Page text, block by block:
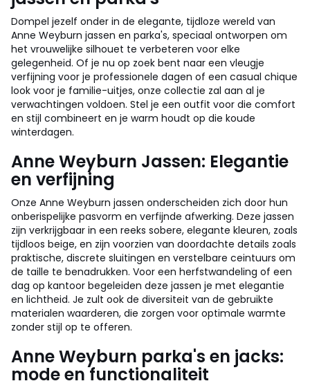
Dompel jezelf onder in de elegante, tijdloze wereld van
Anne Weyburn jassen en parka's, speciaal ontworpen om
het vrouwelijke silhouet te verbeteren voor elke
gelegenheid. Of je nu op zoek bent naar een vleugje
verfijning voor je professionele dagen of een casual chique
look voor je familie-uitjes, onze collectie zal aan al je
verwachtingen voldoen. Stel je een outfit voor die comfort
en stijl combineert en je warm houdt op die koude
winterdagen.
Anne Weyburn Jassen: Elegantie
en verfijning
Onze Anne Weyburn jassen onderscheiden zich door hun
onberispelijke pasvorm en verfijnde afwerking. Deze jassen
zijn verkrijgbaar in een reeks sobere, elegante kleuren, zoals
tijdloos beige, en zijn voorzien van doordachte details zoals
praktische, discrete sluitingen en verstelbare ceintuurs om
de taille te benadrukken. Voor een herfstwandeling of een
dag op kantoor begeleiden deze jassen je met elegantie
en lichtheid. Je zult ook de diversiteit van de gebruikte
materialen waarderen, die zorgen voor optimale warmte
zonder stijl op te offeren.
Anne Weyburn parka's en jacks:
mode en functionaliteit